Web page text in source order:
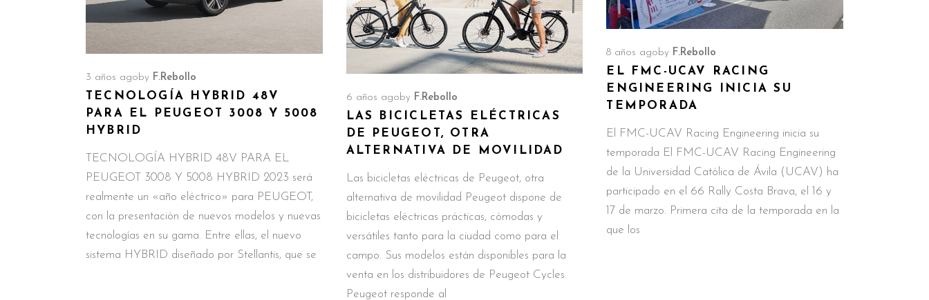
3 años agoby F.Rebollo
TECNOLOGÍA HYBRID 48V
PARA EL PEUGEOT 3008 Y 5008
HYBRID
TECNOLOGÍA HYBRID 48V PARA EL
PEUGEOT 3008 Y 5008 HYBRID 2023 será
realmente un «año eléctrico» para PEUGEOT,
con la presentación de nuevos modelos y nuevas
tecnologías en su gama. Entre ellas, el nuevo
sistema HYBRID diseñado por Stellantis, que se
6 años ago by F.Rebollo
LAS BICICLETAS ELÉCTRICAS
DE PEUGEOT, OTRA
ALTERNATIVA DE MOVILIDAD
Las bicicletas eléctricas de Peugeot, otra
alternativa de movilidad Peugeot dispone de
bicicletas eléctricas prácticas, cómodas y
versátiles tanto para la ciudad como para el
campo. Sus modelos están disponibles para la
venta en los distribuidores de Peugeot Cycles.
Peugeot responde al
8 años agoby F.Rebollo
EL FMC-UCAV RACING
ENGINEERING INICIA SU
TEMPORADA
El FMC-UCAV Racing Engineering inicia su
temporada El FMC-UCAV Racing Engineering
de la Universidad Católica de Ávila (UCAV) ha
participado en el 66 Rally Costa Brava, el 16 y
17 de marzo. Primera cita de la temporada en la
que los